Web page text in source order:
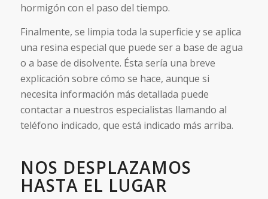
hormigón con el paso del tiempo.
Finalmente, se limpia toda la superficie y se aplica
una resina especial que puede ser a base de agua
o a base de disolvente. Ésta sería una breve
explicación sobre cómo se hace, aunque si
necesita información más detallada puede
contactar a nuestros especialistas llamando al
teléfono indicado, que está indicado más arriba.
NOS DESPLAZAMOS
HASTA EL LUGAR